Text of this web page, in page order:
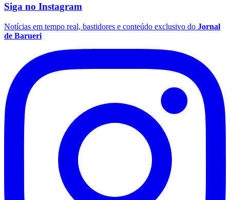
Siga no Instagram
Notícias em tempo real, bastidores e conteúdo exclusivo do Jornal
de Barueri